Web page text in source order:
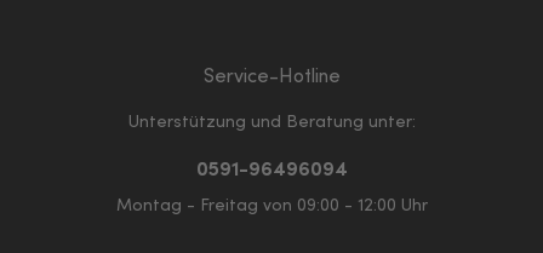
Service-Hotline
Unterstützung und Beratung unter:
0591-96496094
Montag - Freitag von 09:00 - 12:00 Uhr